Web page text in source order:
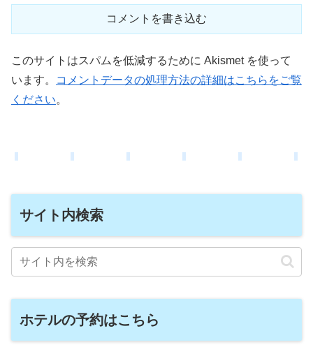
コメントを書き込む
このサイトはスパムを低減するために Akismet を使って
います。
コメントデータの処理方法の詳細はこちらをご覧
ください。
サイト内検索
ホテルの予約はこちら